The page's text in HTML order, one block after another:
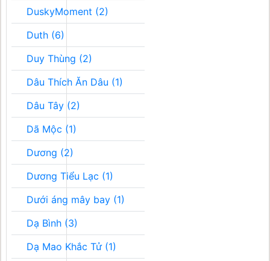
DuskyMoment (2)
Duth (6)
Duy Thùng (2)
Dâu Thích Ăn Dâu (1)
Dâu Tây (2)
Dã Mộc (1)
Dương (2)
Dương Tiểu Lạc (1)
Dưới áng mây bay (1)
Dạ Bình (3)
Dạ Mao Khắc Tử (1)